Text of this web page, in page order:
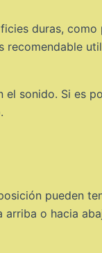
duras, como
recomendable
el sonido. Si es
pueden
arriba o hacia